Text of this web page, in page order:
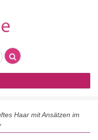
Haar mit Ansätzen im